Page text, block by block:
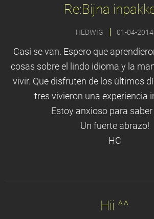
Re:Bijna
HEDWIG 01-04-2014
Casi se van. Espero que
cosas sobre el lindo idioma y la
vivir. Que disfruten de los ùltimos
tres vivieron una experiencia
Estoy anxioso para saber
Un fuerte abrazo!
HC
Hii ^^